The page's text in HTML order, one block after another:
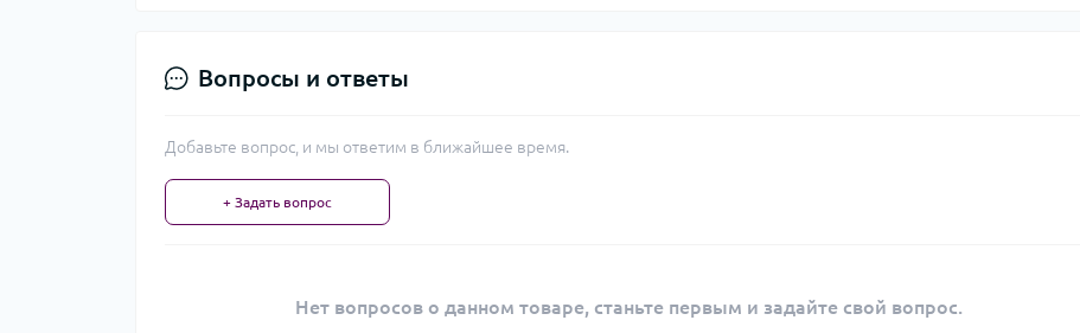
Вопросы и ответы
Добавьте вопрос, и мы ответим в ближайшее время.
+ Задать вопрос
Нет вопросов о данном товаре, станьте первым и задайте свой вопрос.